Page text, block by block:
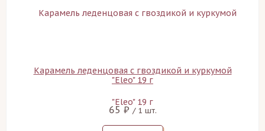
Карамель леденцовая с гвоздикой и куркумой
"Eleo" 19 г
65 ₽ / 1 шт.